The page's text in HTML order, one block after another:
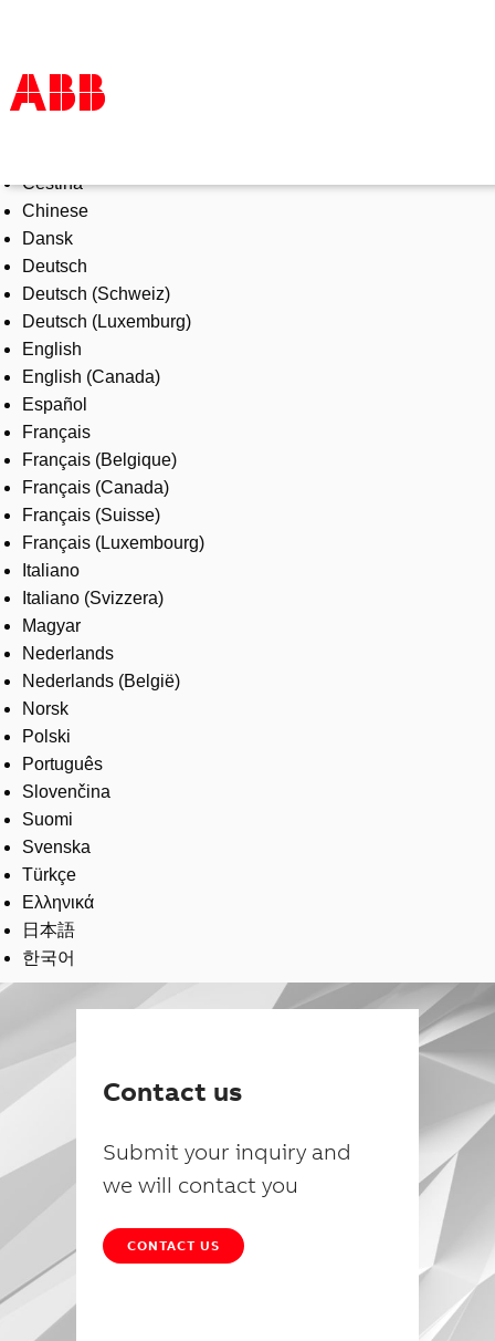
Products & Solutions
Industries
Services
About us
Where to buy
Contact us
Careers
Čeština
Chinese
Dansk
Deutsch
Deutsch (Schweiz)
Deutsch (Luxemburg)
English
English (Canada)
Español
Français
Français (Belgique)
Français (Canada)
Français (Suisse)
Français (Luxembourg)
Italiano
Italiano (Svizzera)
Magyar
Nederlands
Nederlands (België)
Norsk
Polski
Português
Slovenčina
Suomi
Svenska
Türkçe
Ελληνικά
日本語
한국어
Contact us
Submit your inquiry and
we will contact you
CONTACT US